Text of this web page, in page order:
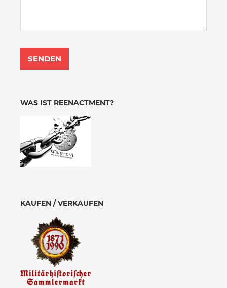
WAS IST REENACTMENT?
KAUFEN / VERKAUFEN